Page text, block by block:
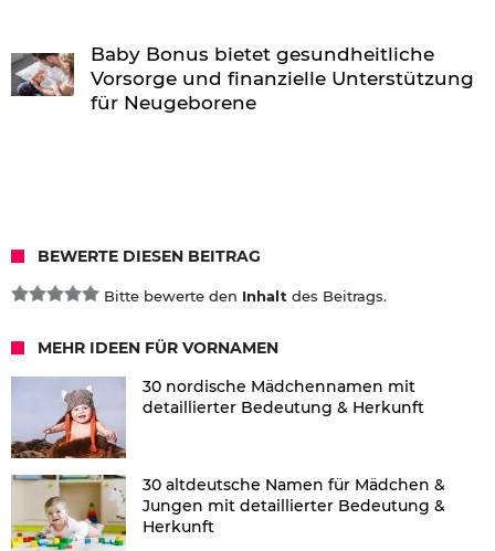
Baby Bonus bietet gesundheitliche
Vorsorge und finanzielle Unterstützung
für Neugeborene
BEWERTE DIESEN BEITRAG
Bitte bewerte den Inhalt des Beitrags.
MEHR IDEEN FÜR VORNAMEN
30 nordische Mädchennamen mit
detaillierter Bedeutung & Herkunft
30 altdeutsche Namen für Mädchen &
Jungen mit detaillierter Bedeutung &
Herkunft